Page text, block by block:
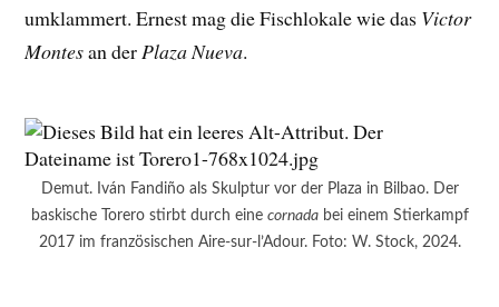
umklammert. Ernest mag die Fischlokale wie das Victor
Montesan derPlaza Nueva.
Demut. Iván Fandiño als Skulptur vor der Plaza in Bilbao. Der
baskische Torero stirbt durch eine cornadabei einem Stierkampf
2017 im französischen Aire-sur-l’Adour. Foto: W. Stock, 2024.